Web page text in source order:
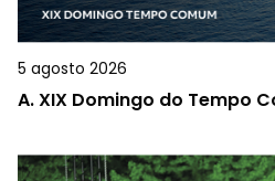
5 agosto 2026
A.XIX Domingo do Tempo